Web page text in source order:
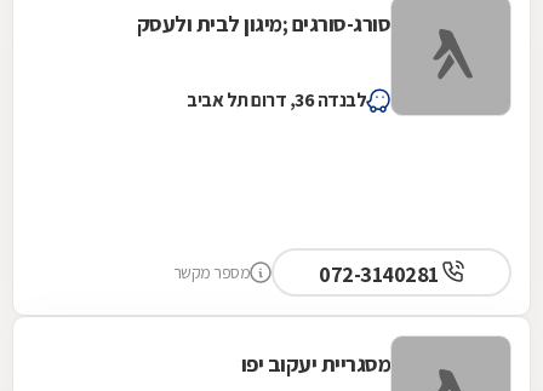
סורג-סורגים ;מיגון לבית ולעסק
לבנדה 36, דרום תל אביב
מספר מקשר
מסגריית יעקוב יפו